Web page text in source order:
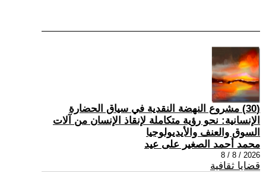
(30) مشروع النهضة النقدية في سياق الحضارة
الإنسانية: نحو رؤية متكاملة لإنقاذ الإنسان من آلات
السوق والعنف والأيديولوجيا
محمد أحمد الصغير على عيد
2026 / 8 / 8
قضايا ثقافية